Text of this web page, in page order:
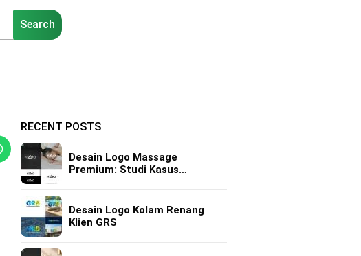
Search
RECENT POSTS
Desain Logo Massage
Premium: Studi Kasus…
Desain Logo Kolam Renang
Klien GRS